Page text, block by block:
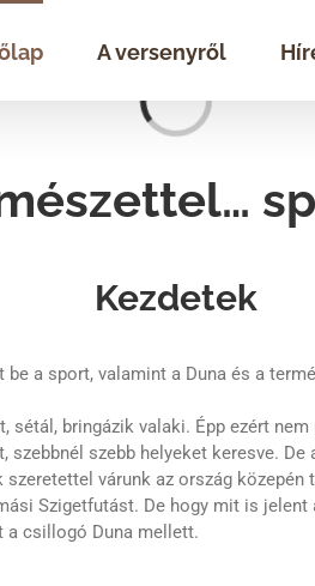
A versenyről
Loading...
Kezdetek
a sport, valamint a Duna és a
bringázik valaki. Épp ezért
szebb helyeket keresve.
várunk az ország közepén
Szigetfutást. De hogy mit is
a csillogó Duna mellett.